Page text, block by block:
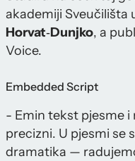
akademiji Sveučilišta
Horvat‑Dunjko, a
Voice.
Embedded Script
- Emin tekst pjesme i
precizni. U pjesmi se
dramatika —